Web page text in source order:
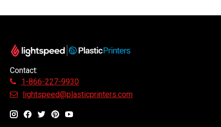
Contact:
1-866-227-9930
lightspeed@plasticprinters.com